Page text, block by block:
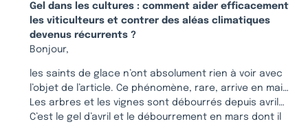
Gel dans les cultures : comment aider efficacement
les viticulteurs et contrer des aléas climatiques
devenus récurrents ?
Bonjour,
les saints de glace n’ont absolument rien à voir avec
l’objet de l’article. Ce phénomène, rare, arrive en mai…
Les arbres et les vignes sont débourrés depuis avril…
C’est le gel d’avril et le débourrement en mars dont il